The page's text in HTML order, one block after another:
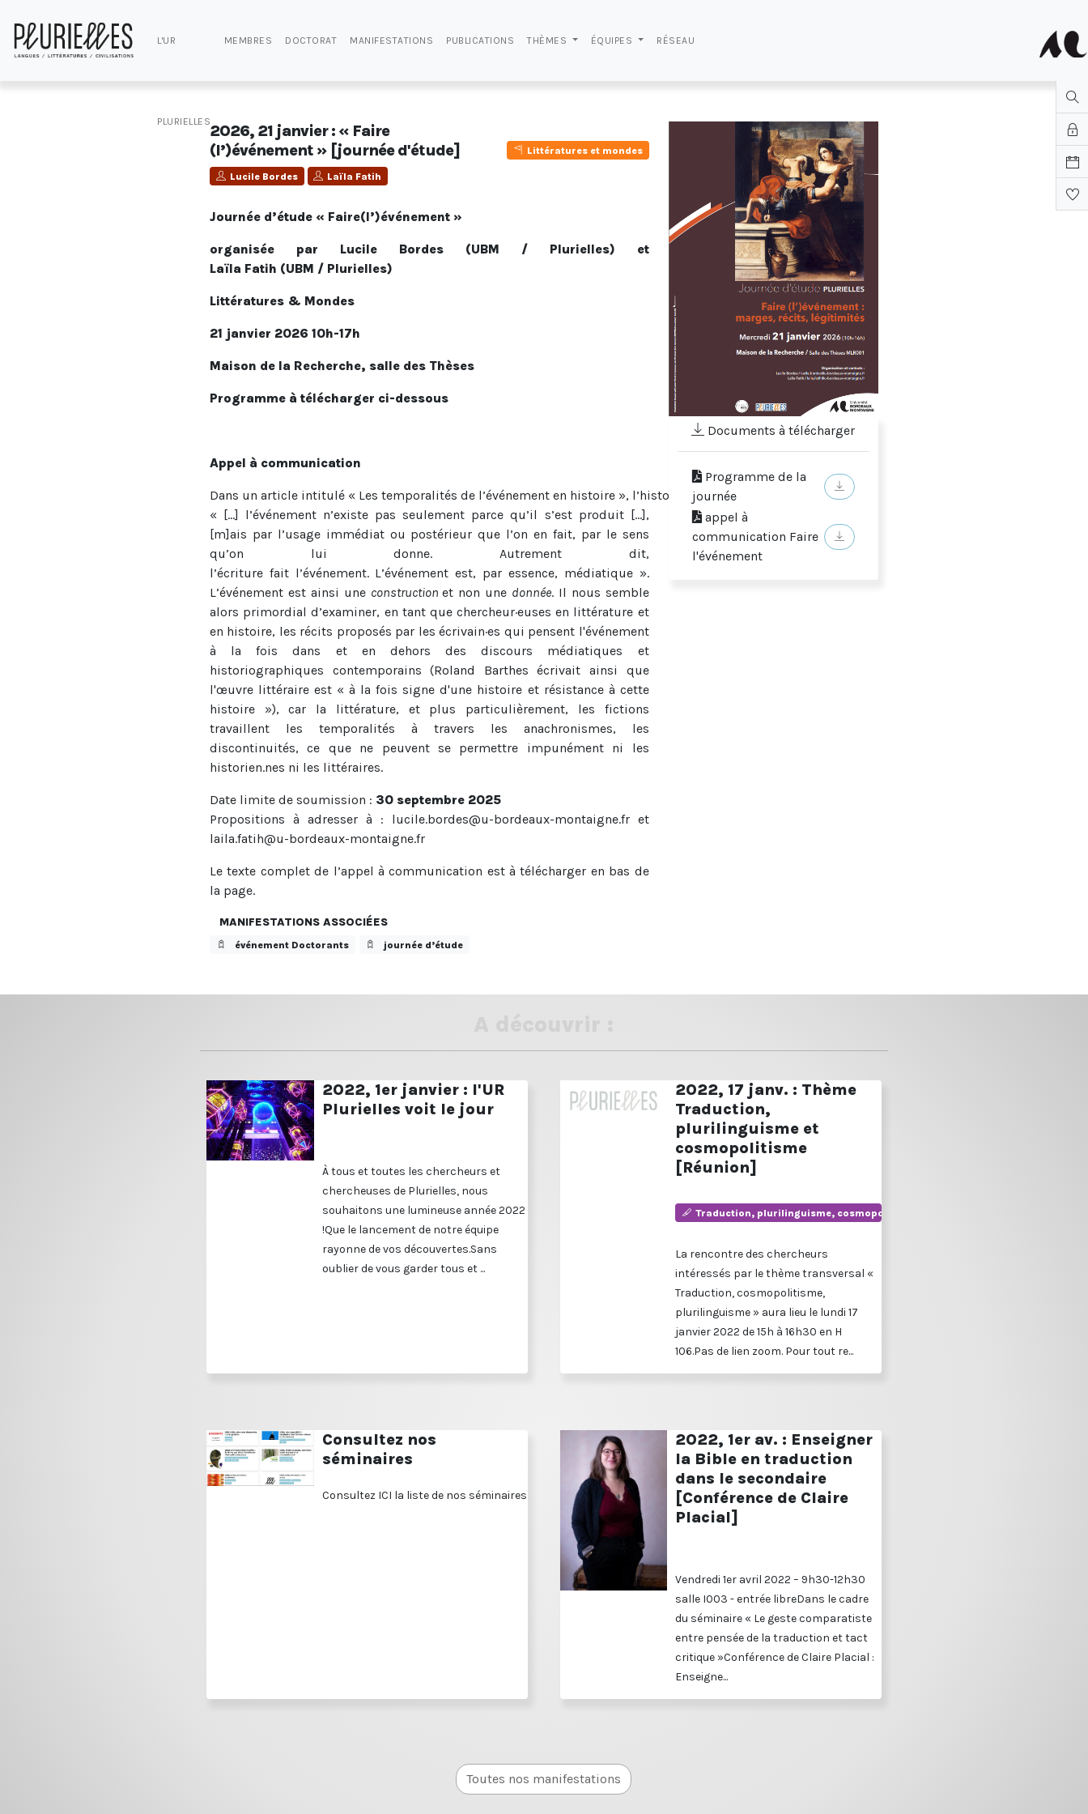
L'UR
PLURIELLES
MEMBRES DOCTORAT MANIFESTATIONS PUBLICATIONS THÈMES ÉQUIPES RÉSEAU
2026, 21 janvier : « Faire
(l’)événement » [journée d'étude]
Lucile Bordes Laïla Fatih
Littératures et mondes
Journée d’étude « Faire(l’)événement »
organisée par Lucile Bordes (UBM / Plurielles) et
Laïla Fatih (UBM / Plurielles)
Littératures & Mondes
21 janvier 2026 10h-17h
Maison de la Recherche, salle des Thèses
Programme à télécharger ci-dessous
Appel à communication
Dans un article intitulé « Les temporalités de l’événement en histoire », l’historien Luc Capdevila écrit :
« [...] l’événement n’existe pas seulement parce qu’il s’est produit [...],
[m]ais par l’usage immédiat ou postérieur que l’on en fait, par le sens
qu’on lui donne. Autrement dit,
l’écriture fait l’événement. L’événement est, par essence, médiatique ».
L’événement est ainsi une constructionet non une donnée. Il nous semble
alors primordial d’examiner, en tant que chercheur·euses en littérature et
en histoire, les récits proposés par les écrivain·es qui pensent l'événement
à la fois dans et en dehors des discours médiatiques et
historiographiques contemporains (Roland Barthes écrivait ainsi que
l'œuvre littéraire est « à la fois signe d'une histoire et résistance à cette
histoire »), car la littérature, et plus particulièrement, les fictions
travaillent les temporalités à travers les anachronismes, les
discontinuités, ce que ne peuvent se permettre impunément ni les
historien.nes ni les littéraires.
Date limite de soumission : 30 septembre 2025
Propositions à adresser à : lucile.bordes@u-bordeaux-montaigne.fr et
laila.fatih@u-bordeaux-montaigne.fr
Le texte complet de l’appel à communication est à télécharger en bas de
la page.
MANIFESTATIONS ASSOCIÉES
événement Doctorants journée d’étude
Documents à télécharger
Programme de la
journée
appel à
communication Faire
l'événement
2022, 1er janvier : l'UR
Plurielles voit le jour
À tous et toutes les chercheurs et
chercheuses de Plurielles, nous
souhaitons une lumineuse année 2022
!Que le lancement de notre équipe
rayonne de vos découvertes.Sans
oublier de vous garder tous et ...
2022, 17 janv. : Thème
Traduction,
plurilinguisme et
cosmopolitisme
[Réunion]
Traduction, plurilinguisme, cosmopolitisme
La rencontre des chercheurs
intéressés par le thème transversal «
Traduction, cosmopolitisme,
plurilinguisme » aura lieu le lundi 17
janvier 2022 de 15h à 16h30 en H
106.Pas de lien zoom. Pour tout re...
Consultez nos
séminaires
Consultez ICI la liste de nos séminaires
2022, 1er av. : Enseigner
la Bible en traduction
dans le secondaire
[Conférence de Claire
Placial]
Vendredi 1er avril 2022 – 9h30-12h30
salle I003 - entrée libreDans le cadre
du séminaire « Le geste comparatiste
entre pensée de la traduction et tact
critique »Conférence de Claire Placial :
Enseigne...
Toutes nos manifestations